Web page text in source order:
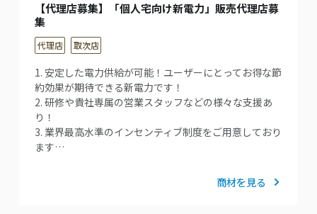
【代理店募集】「個人宅向け新電力」販売代理店募
集
代理店 取次店
1. 安定した電力供給が可能！ユーザーにとってお得な節
約効果が期待できる新電力です！
2. 研修や貴社専属の営業スタッフなどの様々な支援あ
り！
3. 業界最高水準のインセンティブ制度をご用意しており
ます…
商材を見る